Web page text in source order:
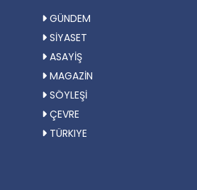
GÜNDEM
SİYASET
ASAYİŞ
MAGAZİN
SÖYLEŞİ
ÇEVRE
TÜRKIYE